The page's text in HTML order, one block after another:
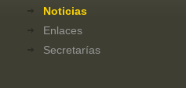
Noticias
Enlaces
Secretarías